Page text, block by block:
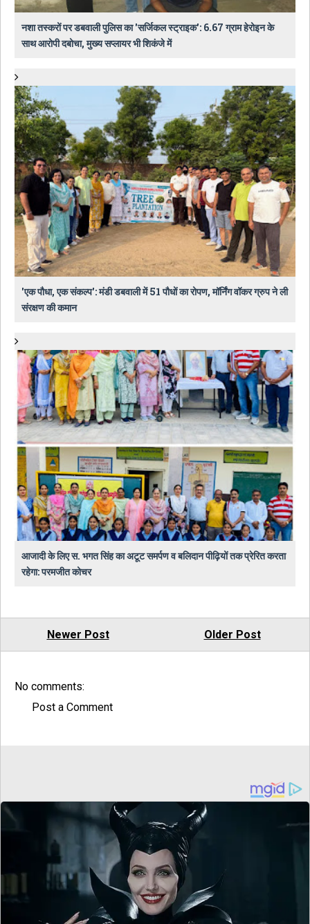
नशा तस्करों पर डबवाली पुलिस का 'सर्जिकल स्ट्राइक': 6.67 ग्राम हेरोइन के
साथ आरोपी दबोचा, मुख्य सप्लायर भी शिकंजे में
​'एक पौधा, एक संकल्प': मंडी डबवाली में 51 पौधों का रोपण, मॉर्निंग वॉकर ग्रुप ने ली
संरक्षण की कमान
आजादी के लिए स. भगत सिंह का अटूट समर्पण व बलिदान पीढ़ियों तक प्रेरित करता
रहेगा: परमजीत कोचर
Newer Post Older Post
No comments:
Post a Comment